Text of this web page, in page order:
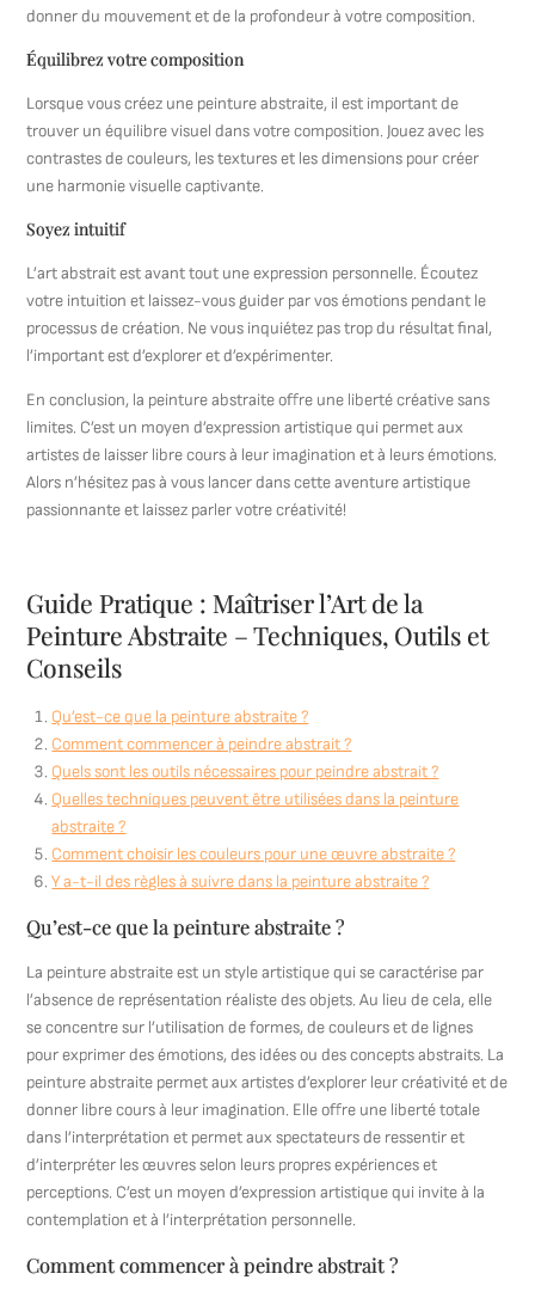
donner du mouvement et de la profondeur à votre composition.
Équilibrez votre composition
Lorsque vous créez une peinture abstraite, il est important de
trouver un équilibre visuel dans votre composition. Jouez avec les
contrastes de couleurs, les textures et les dimensions pour créer
une harmonie visuelle captivante.
Soyez intuitif
L’art abstrait est avant tout une expression personnelle. Écoutez
votre intuition et laissez-vous guider par vos émotions pendant le
processus de création. Ne vous inquiétez pas trop du résultat final,
l’important est d’explorer et d’expérimenter.
En conclusion, la peinture abstraite offre une liberté créative sans
limites. C’est un moyen d’expression artistique qui permet aux
artistes de laisser libre cours à leur imagination et à leurs émotions.
Alors n’hésitez pas à vous lancer dans cette aventure artistique
passionnante et laissez parler votre créativité!
Guide Pratique : Maîtriser l’Art de la
Peinture Abstraite – Techniques, Outils et
Conseils
Qu’est-ce que la peinture abstraite ?
Comment commencer à peindre abstrait ?
Quels sont les outils nécessaires pour peindre abstrait ?
Quelles techniques peuvent être utilisées dans la peinture
abstraite ?
Comment choisir les couleurs pour une œuvre abstraite ?
Y a-t-il des règles à suivre dans la peinture abstraite ?
Qu’est-ce que la peinture abstraite ?
La peinture abstraite est un style artistique qui se caractérise par
l’absence de représentation réaliste des objets. Au lieu de cela, elle
se concentre sur l’utilisation de formes, de couleurs et de lignes
pour exprimer des émotions, des idées ou des concepts abstraits. La
peinture abstraite permet aux artistes d’explorer leur créativité et de
donner libre cours à leur imagination. Elle offre une liberté totale
dans l’interprétation et permet aux spectateurs de ressentir et
d’interpréter les œuvres selon leurs propres expériences et
perceptions. C’est un moyen d’expression artistique qui invite à la
contemplation et à l’interprétation personnelle.
Comment commencer à peindre abstrait ?